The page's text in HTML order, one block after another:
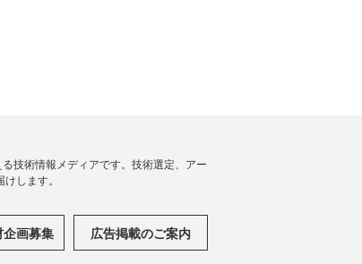
技術情報メディアです。技術選定、アー
します。
画募集 広告掲載のご案内